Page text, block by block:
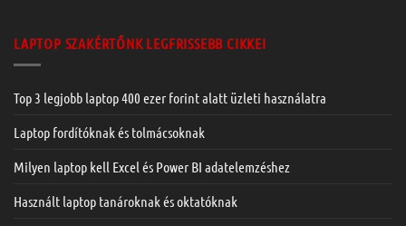
LAPTOP SZAKÉRTŐNK LEGFRISSEBB CIKKEI
Top 3 legjobb laptop 400 ezer forint alatt üzleti használatra
Laptop fordítóknak és tolmácsoknak
Milyen laptop kell Excel és Power BI adatelemzéshez
Használt laptop tanároknak és oktatóknak